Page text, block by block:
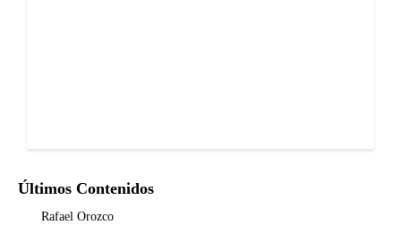
Últimos Contenidos
Rafael Orozco